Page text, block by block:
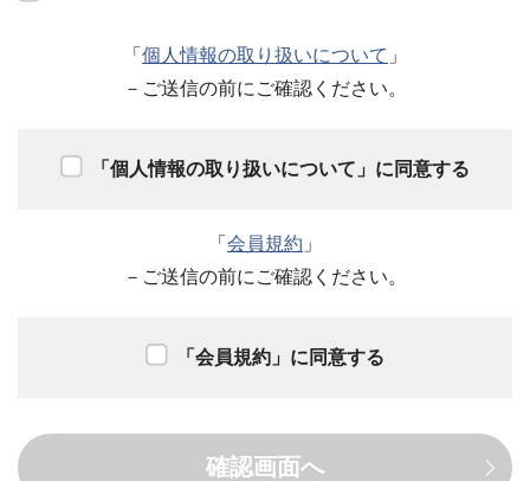
「 個人情報の取り扱いについて 」
－ご送信の前にご確認ください。
「個人情報の取り扱いについて」に同意する
「 会員規約 」
－ご送信の前にご確認ください。
「会員規約」に同意する
確認画面へ